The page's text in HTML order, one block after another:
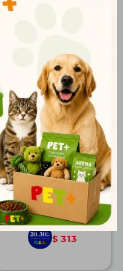
Arena Sanitaria Cat Fun
5 lts. Carbón Activado
$ 386
$ 279
$ 313